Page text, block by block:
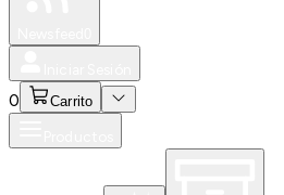
0 Carrito